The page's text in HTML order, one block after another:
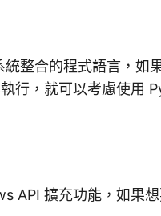
整合的程式語言，如
行，就可以考慮使用
API 擴充功能，如果